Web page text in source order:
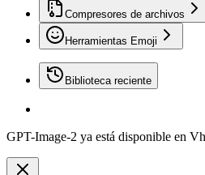
Compresores de archivos
Herramientas Emoji
Biblioteca reciente
GPT-Image-2 ya está disponible en